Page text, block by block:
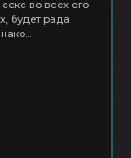
вo всeх eгo
будeт рада